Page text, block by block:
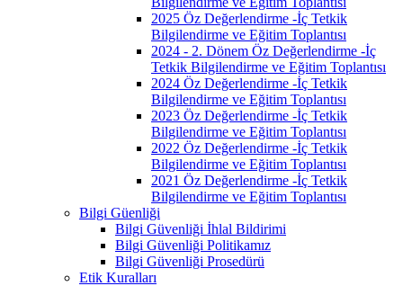
2025 Öz Değerlendirme -İç Tetkik
Bilgilendirme ve Eğitim Toplantısı
2024 - 2. Dönem Öz Değerlendirme -İç
Tetkik Bilgilendirme ve Eğitim Toplantısı
2024 Öz Değerlendirme -İç Tetkik
Bilgilendirme ve Eğitim Toplantısı
2023 Öz Değerlendirme -İç Tetkik
Bilgilendirme ve Eğitim Toplantısı
2022 Öz Değerlendirme -İç Tetkik
Bilgilendirme ve Eğitim Toplantısı
2021 Öz Değerlendirme -İç Tetkik
Bilgilendirme ve Eğitim Toplantısı
Bilgi Güenliği
Bilgi Güvenliği İhlal Bildirimi
Bilgi Güvenliği Politikamız
Bilgi Güvenliği Prosedürü
Etik Kuralları